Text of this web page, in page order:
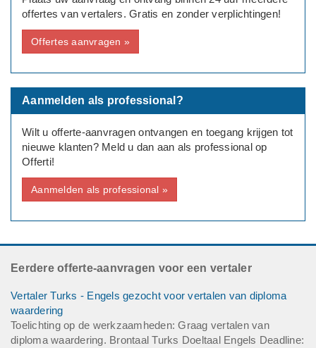
nog niet bekend, maar het zal in ieder geval plaatsvinden in
Tilburg.
duidelijk beeld hebben van de verwachte kosten.
Deadline werkzaamheden
offertes van vertalers. Gratis en zonder verplichtingen!
Offertes aanvragen »
Aanmelden als professional?
Wilt u offerte-aanvragen ontvangen en toegang krijgen tot
nieuwe klanten? Meld u dan aan als professional op
Offerti!
Aanmelden als professional »
Eerdere offerte-aanvragen voor een vertaler
Vertaler Turks - Engels gezocht voor vertalen van diploma
waardering
Toelichting op de werkzaamheden: Graag vertalen van
diploma waardering. Brontaal Turks Doeltaal Engels Deadline: